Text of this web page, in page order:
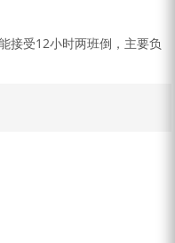
接受12小时两班倒，主要负